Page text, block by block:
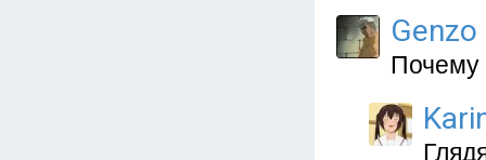
Genzo
Почему